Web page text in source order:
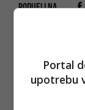
PODIJELI NA
pratite
Portal
upotrebu